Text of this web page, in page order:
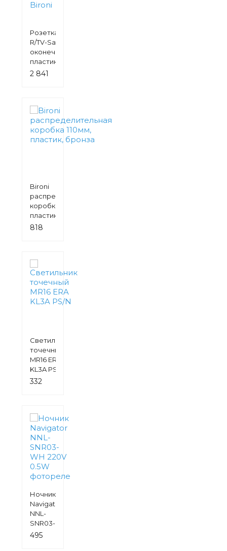
Розетка
R/TV-Sat
оконечная,
пластик,
черный,
2 841
Bironi
распределительная
коробка 110мм,
пластик, бронза
818
Светильник
точечный
MR16 ERA
KL3A PS/N
332
Ночник
Navigator
NNL-
SNR03-
WH 220V
495